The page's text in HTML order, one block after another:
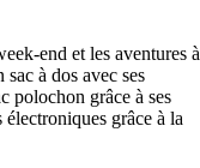
end et les aventures à
à dos avec ses
polochon grâce à ses
grâce à la